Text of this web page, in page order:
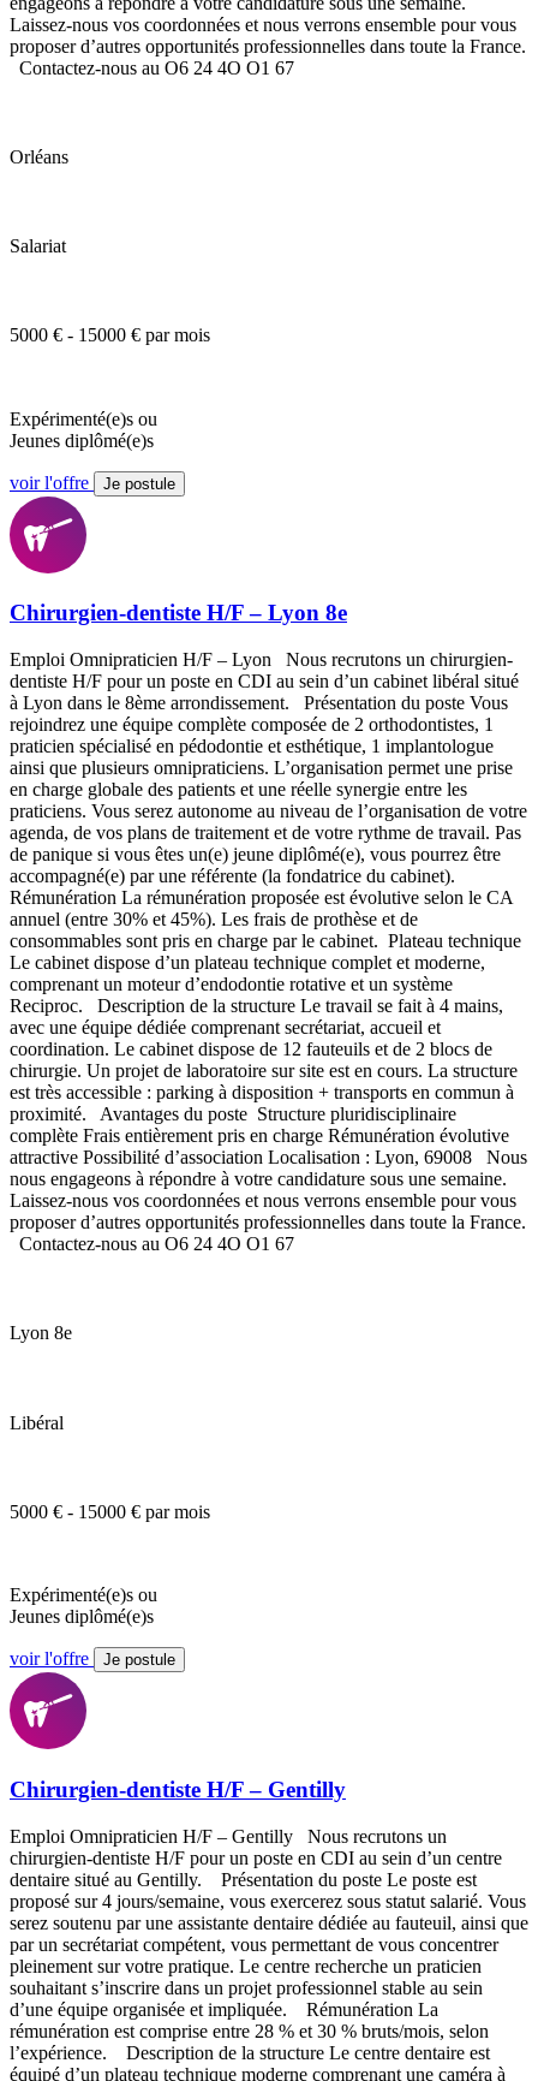
Laissez-nous vos coordonnées et nous verrons ensemble pour vous
proposer d’autres opportunités professionnelles dans toute la France.
Contactez-nous au O6 24 4O O1 67
Orléans
Salariat
5000 € - 15000 € par mois
Expérimenté(e)s ou
Jeunes diplômé(e)s
voir l'offre Je postule
Chirurgien-dentiste H/F – Lyon 8e
Emploi Omnipraticien H/F – Lyon Nous recrutons un chirurgien-
dentiste H/F pour un poste en CDI au sein d’un cabinet libéral situé
à Lyon dans le 8ème arrondissement. Présentation du poste Vous
rejoindrez une équipe complète composée de 2 orthodontistes, 1
praticien spécialisé en pédodontie et esthétique, 1 implantologue
ainsi que plusieurs omnipraticiens. L’organisation permet une prise
en charge globale des patients et une réelle synergie entre les
praticiens. Vous serez autonome au niveau de l’organisation de votre
agenda, de vos plans de traitement et de votre rythme de travail. Pas
de panique si vous êtes un(e) jeune diplômé(e), vous pourrez être
accompagné(e) par une référente (la fondatrice du cabinet).
Rémunération La rémunération proposée est évolutive selon le CA
annuel (entre 30% et 45%). Les frais de prothèse et de
consommables sont pris en charge par le cabinet. Plateau technique
Le cabinet dispose d’un plateau technique complet et moderne,
comprenant un moteur d’endodontie rotative et un système
Reciproc. Description de la structure Le travail se fait à 4 mains,
avec une équipe dédiée comprenant secrétariat, accueil et
coordination. Le cabinet dispose de 12 fauteuils et de 2 blocs de
chirurgie. Un projet de laboratoire sur site est en cours. La structure
est très accessible : parking à disposition + transports en commun à
proximité. Avantages du poste Structure pluridisciplinaire
complète Frais entièrement pris en charge Rémunération évolutive
attractive Possibilité d’association Localisation : Lyon, 69008 Nous
nous engageons à répondre à votre candidature sous une semaine.
Laissez-nous vos coordonnées et nous verrons ensemble pour vous
proposer d’autres opportunités professionnelles dans toute la France.
Contactez-nous au O6 24 4O O1 67
Lyon 8e
Libéral
5000 € - 15000 € par mois
Expérimenté(e)s ou
Jeunes diplômé(e)s
voir l'offre Je postule
Chirurgien-dentiste H/F – Gentilly
Emploi Omnipraticien H/F – Gentilly Nous recrutons un
chirurgien-dentiste H/F pour un poste en CDI au sein d’un centre
dentaire situé au Gentilly. Présentation du poste Le poste est
proposé sur 4 jours/semaine, vous exercerez sous statut salarié. Vous
serez soutenu par une assistante dentaire dédiée au fauteuil, ainsi que
par un secrétariat compétent, vous permettant de vous concentrer
pleinement sur votre pratique. Le centre recherche un praticien
souhaitant s’inscrire dans un projet professionnel stable au sein
d’une équipe organisée et impliquée. Rémunération La
rémunération est comprise entre 28 % et 30 % bruts/mois, selon
l’expérience. Description de la structure Le centre dentaire est
équipé d’un plateau technique moderne comprenant une caméra à